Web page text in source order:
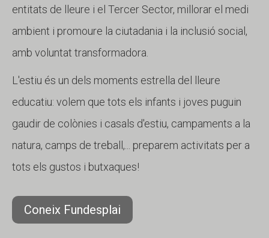
entitats de lleure i el Tercer Sector, millorar el medi
ambient i promoure la ciutadania i la inclusió social,
amb voluntat transformadora.
L'estiu és un dels moments estrella del lleure
educatiu: volem que tots els infants i joves puguin
gaudir de colònies i casals d'estiu, campaments a la
natura, camps de treball,... preparem activitats per a
tots els gustos i butxaques!
Coneix Fundesplai